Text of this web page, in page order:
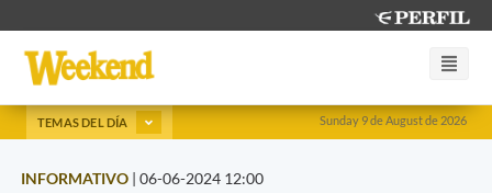
Sunday 9 de August de 2026
TEMAS DEL DÍA
INFORMATIVO | 06-06-2024 12:00